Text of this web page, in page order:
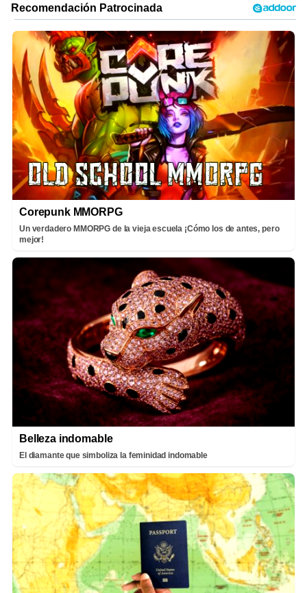
Corepunk MMORPG
Un verdadero MMORPG de la vieja escuela ¡Cómo los de antes, pero
mejor!
Belleza indomable
El diamante que simboliza la feminidad indomable